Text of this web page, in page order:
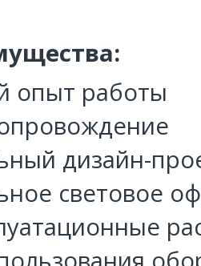
опыт работы
дизайн-
световое